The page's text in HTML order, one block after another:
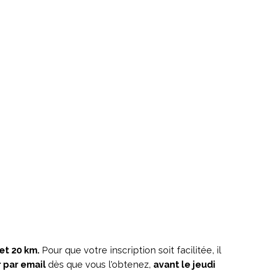
20 km. Pour que votre inscription soit facilitée, il
par emaildès que vous l'obtenez, avant le jeudi